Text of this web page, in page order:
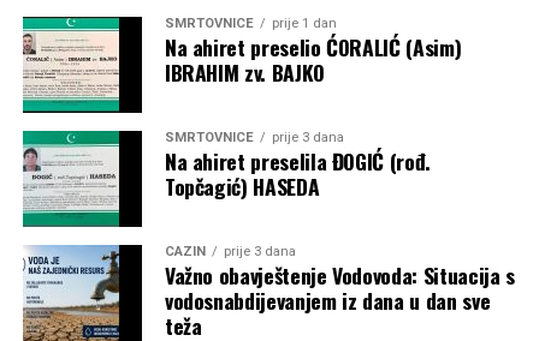
SMRTOVNICE prije 1 dan
Na ahiret preselio ĆORALIĆ (Asim)
IBRAHIM zv. BAJKO
SMRTOVNICE prije 3 dana
Na ahiret preselila ĐOGIĆ (rođ.
Topčagić) HASEDA
CAZIN prije 3 dana
Važno obavještenje Vodovoda: Situacija s
vodosnabdijevanjem iz dana u dan sve
teža